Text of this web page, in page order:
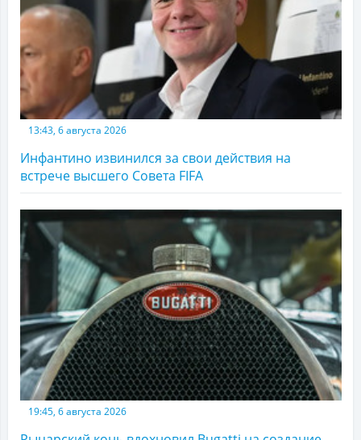
13:43, 6 августа 2026
Инфантино извинился за свои действия на
встрече высшего Совета FIFA
19:45, 6 августа 2026